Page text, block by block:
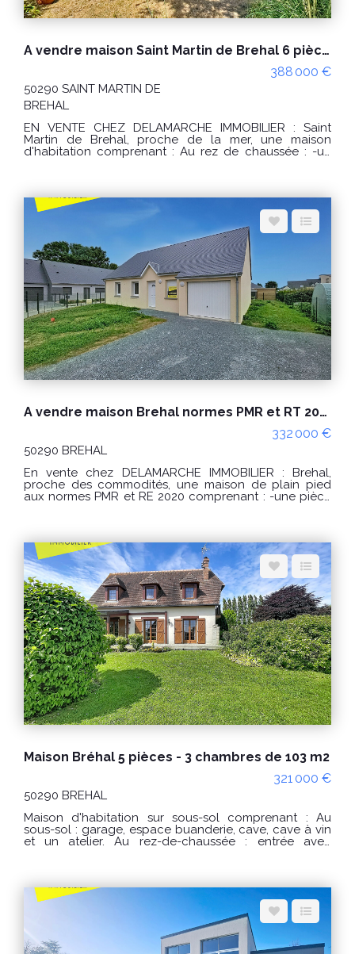
A vendre maison Saint Martin de Brehal 6 pièces
388 000 €
50290 SAINT MARTIN DE
BREHAL
EN VENTE CHEZ DELAMARCHE IMMOBILIER : Saint
Martin de Brehal, proche de la mer, une maison
d'habitation comprenant : Au rez de chaussée : -un
Sous-sol avec garage, pièce et salle d'eau. Le tout sur
un terrain d'environ 560m². PRIX : 388000 € Honoraires
climat : F (77) Montant estimé des dépenses annuelles
d'énergie pour un usage standard : entre 4360 € et
5970 € / an. Prix moyens des énergies indexés sur les
années 2021, 2022 et 2023 (abonnements compris).
Logement à consommation énergétique excessive
classé F. "Les informations sur les risques auxquels ce
bien est exposé sont disponibles sur le site Géorisques
: www.georisques.gouv.fr" POUR VISITER :
DELAMARCHE IMMOBILIER, Florian GINARD
07.86.27.44.34
A vendre maison Brehal normes PMR et RT 2020 plain pied 4 pièces 88 m²
332 000 €
50290 BREHAL
En vente chez DELAMARCHE IMMOBILIER : Brehal,
proche des commodités, une maison de plain pied
aux normes PMR et RE 2020 comprenant : -une pièce
2020 -bonne exposition, -pompe à chaleur... Prix de
vente de 332 000 € Honoraires à la charge du
vendeur. FRAIS DE NOTAIRE REDUITS Classe énergie :
A (34) Classe climat : A (1) Montant estimé des
dépenses annuelles d'énergie pour un usage
standard : entre 370 € et 560 € / an. Prix moyens des
énergies indexés sur les années 2021, 2022, 2023
(abonnements compris) conformément à l'arrêté du 31
mars 2021 en vigueur lors de l'établissement du DPE
Les informations sur les risques auxquels ce bien est
exposé sont disponibles sur le site Géorisques :
www.georisques.gouv.fr POUR VISITER : Agence
DELAMARCHE IMMO.COM 14 rue du Général de Gaulle
50290 BREHAL ou Florian GINARD 0786274434
Maison Bréhal 5 pièces - 3 chambres de 103 m2
321 000 €
50290 BREHAL
Maison d'habitation sur sous-sol comprenant : Au
sous-sol : garage, espace buanderie, cave, cave à vin
et un atelier. Au rez-de-chaussée : entrée avec
avec une pergola. Au 1er étage : couloir desservant 3
chambres dont une avec un balcon, une salle de bain,
un débarras et un wc indépendant. Terrain de 1493m²
au calme, arboré avec arbre fruitier, bassin à poisson
et jardin légumier. PRIX : 337 000€ Honoraires à la
charge du vendeur. Réf : 10545AE Classe énergie : D